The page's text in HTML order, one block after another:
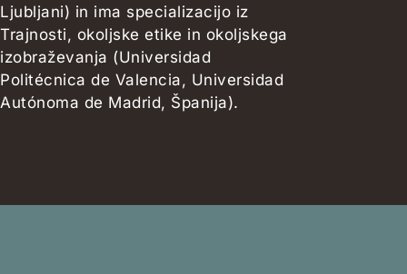
Ljubljani) in ima specializacijo iz
Trajnosti, okoljske etike in okoljskega
izobraževanja (Universidad
Politécnica de Valencia, Universidad
Autónoma de Madrid, Španija).